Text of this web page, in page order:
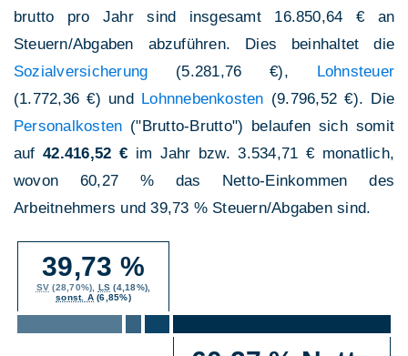
brutto pro Jahr sind insgesamt 16.850,64 € an
Steuern/Abgaben abzuführen. Dies beinhaltet die
Sozialversicherung (5.281,76 €),
Lohnsteuer
(1.772,36 €) und
Lohnnebenkosten (9.796,52 €). Die
Personalkosten ("Brutto-Brutto") belaufen sich somit
auf42.416,52 € im Jahr bzw. 3.534,71 € monatlich,
wovon 60,27 % das Netto-Einkommen des
Arbeitnehmers und 39,73 % Steuern/Abgaben sind.
39,73 %
SV (28,70%), LS (4,18%),
sonst. A (6,85%)